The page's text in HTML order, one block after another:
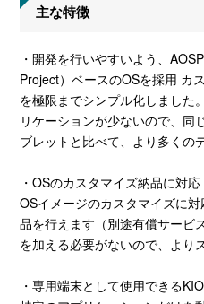
主な特徴
・開発を行いやすいよう、
Project）ベースのOSを採用 カ
を極限までシンプル化しました
リケーションが少ないので、同
ブレットと比べて、より多くの
・OSのカスタマイズ納品に対応
OSイメージのカスタマイズに
品を行えます（別途有償サービ
を加える必要がないので、より
・専用端末として使用できる